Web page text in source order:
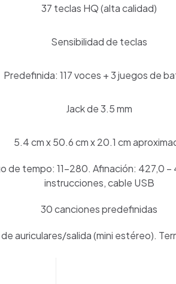
37 teclas HQ (alta calidad)
Sensibilidad de teclas
Predefinida: 117 voces + 3 juegos de
Jack de 3.5 mm
5.4 cm x 50.6 cm x 20.1 cm
de tempo: 11–280. Afinación: 427,0
instrucciones, cable USB
30 canciones predefinidas
auriculares/salida (mini estéreo).